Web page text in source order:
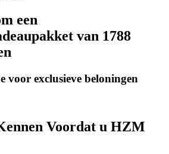
een
van 1788
exclusieve beloningen
Voordat u HZM